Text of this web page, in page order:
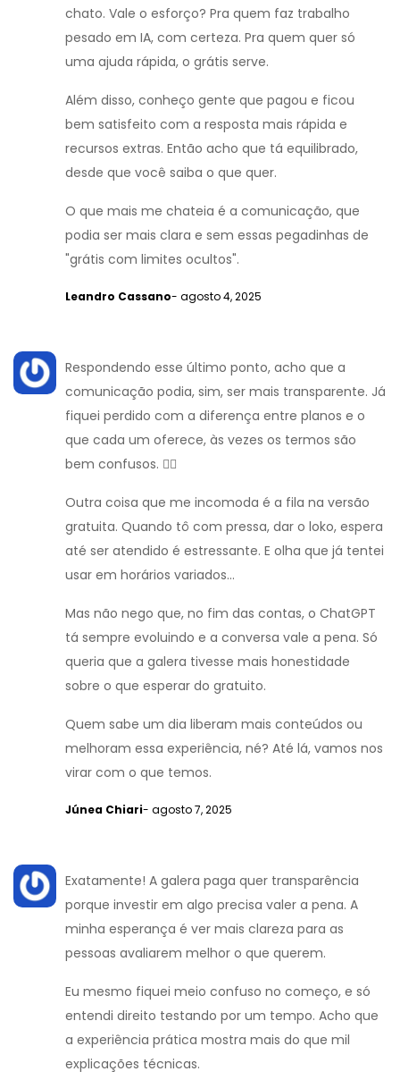
chato. Vale o esforço? Pra quem faz trabalho
pesado em IA, com certeza. Pra quem quer só
uma ajuda rápida, o grátis serve.
Além disso, conheço gente que pagou e ficou
bem satisfeito com a resposta mais rápida e
recursos extras. Então acho que tá equilibrado,
desde que você saiba o que quer.
O que mais me chateia é a comunicação, que
podia ser mais clara e sem essas pegadinhas de
"grátis com limites ocultos".
Leandro Cassano- agosto 4, 2025
Respondendo esse último ponto, acho que a
comunicação podia, sim, ser mais transparente. Já
fiquei perdido com a diferença entre planos e o
que cada um oferece, às vezes os termos são
bem confusos. 🤦‍♀️
Outra coisa que me incomoda é a fila na versão
gratuita. Quando tô com pressa, dar o loko, espera
até ser atendido é estressante. E olha que já tentei
usar em horários variados...
Mas não nego que, no fim das contas, o ChatGPT
tá sempre evoluindo e a conversa vale a pena. Só
queria que a galera tivesse mais honestidade
sobre o que esperar do gratuito.
Quem sabe um dia liberam mais conteúdos ou
melhoram essa experiência, né? Até lá, vamos nos
virar com o que temos.
Júnea Chiari- agosto 7, 2025
Exatamente! A galera paga quer transparência
porque investir em algo precisa valer a pena. A
minha esperança é ver mais clareza para as
pessoas avaliarem melhor o que querem.
Eu mesmo fiquei meio confuso no começo, e só
entendi direito testando por um tempo. Acho que
a experiência prática mostra mais do que mil
explicações técnicas.